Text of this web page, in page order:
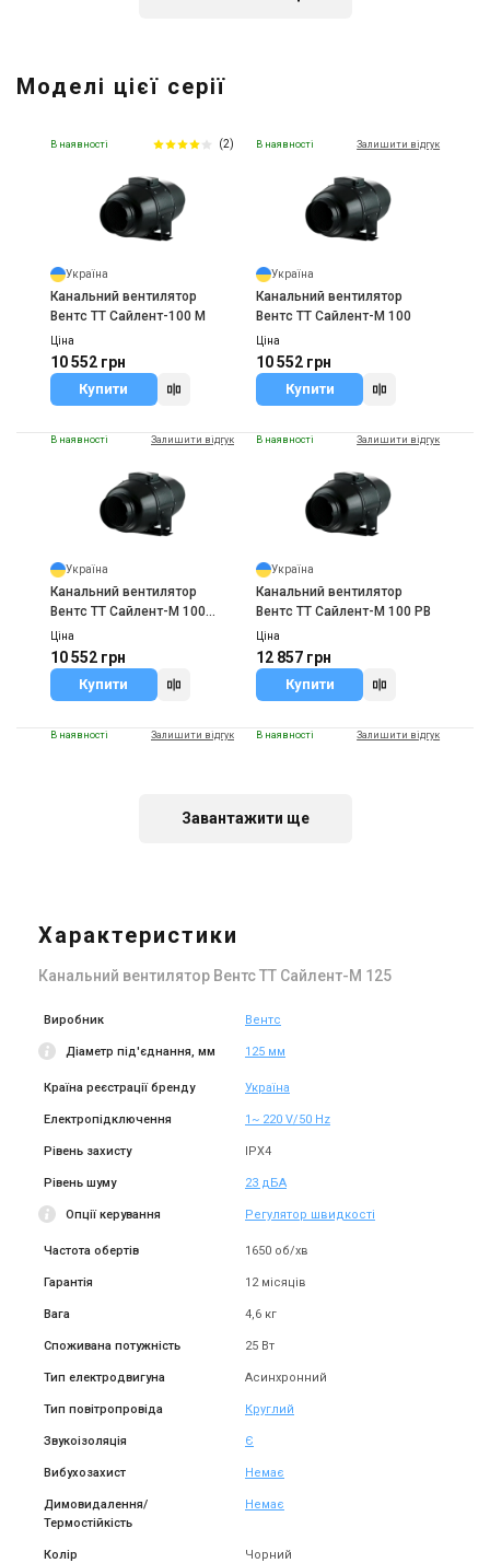
EL 160 E2M 01
Купити
Моделі цієї серії
В наявності (2)
Україна
Канальний вентилятор
Вентс ТТ Сайлент-100 М
Ціна
10 552 грн
Купити
В наявності Залишити відгук
Україна
Канальний вентилятор
Вентс ТТ Сайлент-М 100
Ціна
10 552 грн
Купити
В наявності Залишити відгук
Україна
Канальний вентилятор
Вентс ТТ Сайлент-М 100
белый
Ціна
10 552 грн
Купити
В наявності Залишити відгук
Україна
Канальний вентилятор
Вентс ТТ Сайлент-М 100 РВ
Ціна
12 857 грн
Купити
В наявності Залишити відгук
серый
Ціна
12 185 грн
Купити
В наявності Залишити відгук
Купити
Канальний вентилятор
16 096 грн
Купити
Канальний вентилятор
серый
15 425 грн
Купити
Канальний вентилятор
Вентс ТТ Сайлент-М 125
Ціна
Канальний вентилятор
Завантажити ще
Характеристики
Канальний вентилятор Вентс ТТ Сайлент-М 125
Виробник Вентс
Діаметр під'єднання, мм 125 мм
Країна реєстрації бренду Україна
Електропідключення 1~ 220 V/50 Hz
Рівень захисту IPX4
Рівень шуму 23 дБА
Опції керування Регулятор швидкості
Частота обертів 1650 об/хв
Гарантія 12 місяців
Вага 4,6 кг
Споживана потужність 25 Вт
Тип електродвигуна Асинхронний
Тип повітропровіда Круглий
Звукоізоляція Є
Вибухозахист Немає
Димовидалення/
Термостійкість
Немає
Колір Чорний